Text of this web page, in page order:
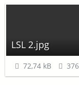
LSL 2.jpg
72,74 kB